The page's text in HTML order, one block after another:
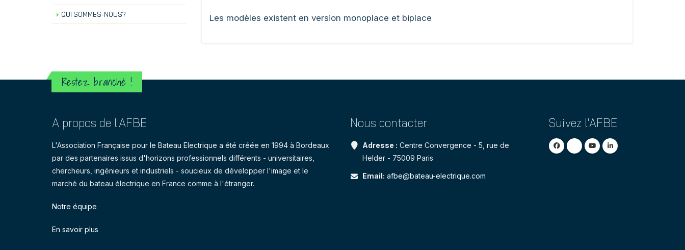
QUI SOMMES-NOUS? Les modèles existent en version monoplace et biplace
Restez branché !
A propos de l'AFBE
L'Association Française pour le Bateau Electrique a été créée en 1994 à Bordeaux
par des partenaires issus d'horizons professionnels différents - universitaires,
chercheurs, ingénieurs et industriels - soucieux de développer l'image et le
marché du bateau électrique en France comme à l'étranger.
Notre équipe
En savoir plus
Nous contacter
Adresse : Centre Convergence - 5, rue de
Helder - 75009 Paris
Email: afbe@bateau-electrique.com
Suivez l'AFBE